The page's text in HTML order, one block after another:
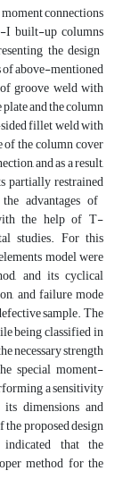
connections
I built-up columns
the design
above-mentioned
groove weld with
and the column
fillet weldwith
the column cover
and as a result,
partially restrained
advantages of
the help of T-
studies. For this
model were
and its cyclical
and failure mode
sample. The
being classified in
necessary strength
special moment-
a sensitivity
dimensions and
proposed design
that the
method for the